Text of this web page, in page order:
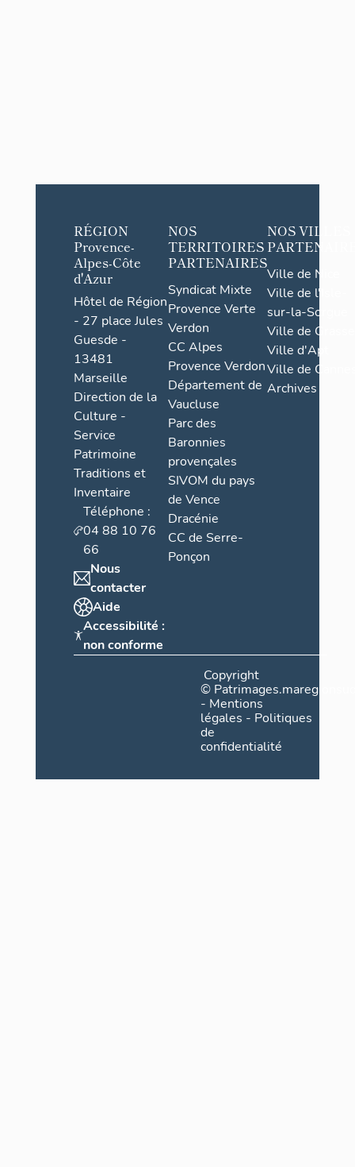
RÉGION
Provence-
Alpes-Côte
d'Azur
Hôtel de Région
- 27 place Jules
Guesde -
13481
Marseille
Direction de la
Culture -
Service
Patrimoine
Traditions et
Inventaire
Téléphone :
04 88 10 76
66
Nous
contacter
Aide
Accessibilité :
non conforme
NOS
TERRITOIRES
PARTENAIRES
Syndicat Mixte
Provence Verte
Verdon
CC Alpes
Provence Verdon
Département de
Vaucluse
Parc des
Baronnies
provençales
SIVOM du pays
de Vence
Dracénie
CC de Serre-
Ponçon
NOS VILLES
Ville de Nice
Ville de l'Isle-
sur-la-Sorgue
Ville de Grasse
Ville d'Apt
Ville de
Archives
Copyright
©
- Mentions
légales - Politiques
de
confidentialité